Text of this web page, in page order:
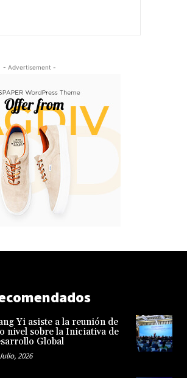
- Advertisement -
Yi asiste a la reunión de
nivel sobre la Iniciativa de
Global
2026